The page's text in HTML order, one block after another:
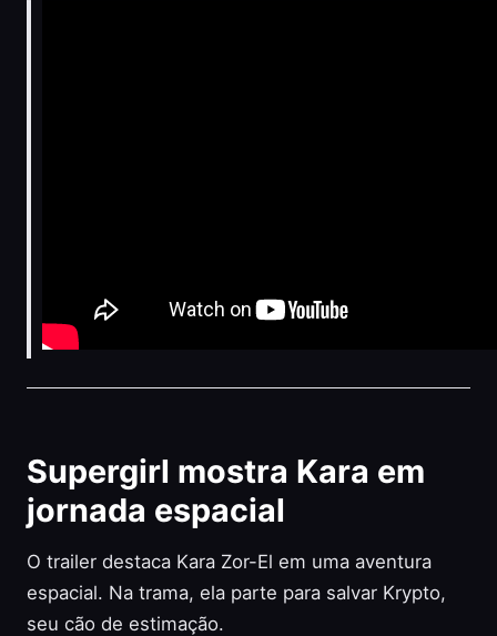
Supergirl mostra Kara em
jornada espacial
O trailer destaca Kara Zor-El em uma aventura
espacial. Na trama, ela parte para salvar Krypto,
seu cão de estimação.